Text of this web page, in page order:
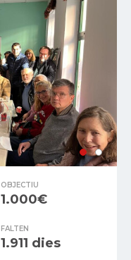
OBJECTIU
1.000€
FALTEN
1.911 dies